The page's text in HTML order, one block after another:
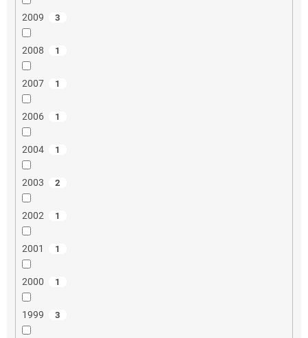
2009 3
2008 1
2007 1
2006 1
2004 1
2003 2
2002 1
2001 1
2000 1
1999 3